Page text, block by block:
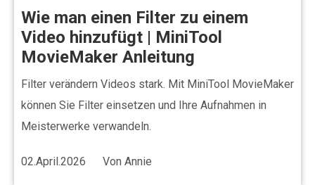
Wie man einen Filter zu einem
Video hinzufügt | MiniTool
MovieMaker Anleitung
Filter verändern Videos stark. Mit MiniTool MovieMaker
können Sie Filter einsetzen und Ihre Aufnahmen in
Meisterwerke verwandeln.
02.April.2026 Von Annie